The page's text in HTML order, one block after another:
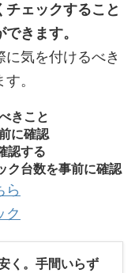
ェックすること
きます。
気を付けるべき
。
きこと
に確認
認する
ク台数を事前に確認
ら
ク
く。手間いらず